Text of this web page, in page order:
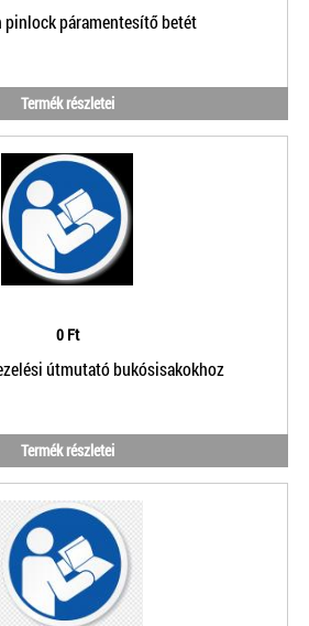
pinlock páramentesítő betét
Termék részletei
0 Ft
útmutató bukósisakokhoz
Termék részletei